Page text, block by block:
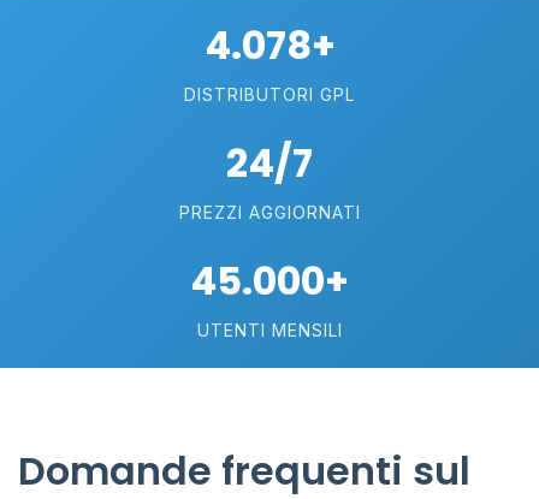
4.078+
DISTRIBUTORI GPL
24/7
PREZZI AGGIORNATI
45.000+
UTENTI MENSILI
Domande frequenti sul